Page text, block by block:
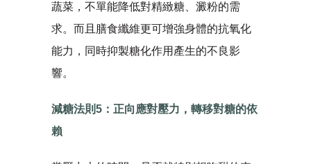
蔬菜，不單能降低對精緻糖、澱粉的需
求。而且膳食纖維更可增強身體的抗氧化
能力，同時抑製糖化作用產生的不良影
響。
減糖法則5：正向應對壓力，轉移對糖的依
賴